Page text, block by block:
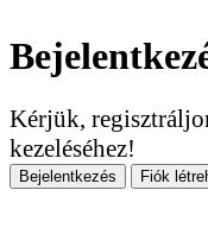
Kérjük,
kezeléséhez!
Bejelentkezés Fiók